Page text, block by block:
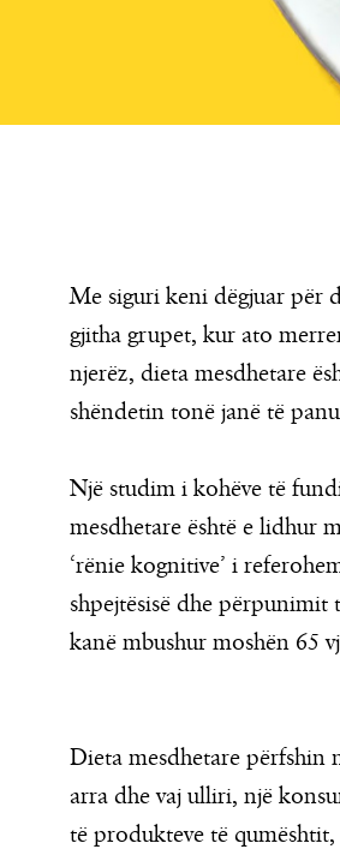
Me siguri keni dëgjuar për
gjitha grupet, kur ato
njerëz, dieta mesdhetare
shëndetin tonë janë të
Një studim i kohëve të
mesdhetare është e lidhur
‘rënie kognitive’ i
shpejtësisë dhe
kanë mbushur moshën 65
Dieta mesdhetare përfshin
arra dhe vaj ulliri, një
të produkteve të